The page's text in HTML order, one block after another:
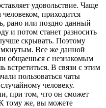
удовольствие. Чаще
человеком, приходится
рано или поздно данный
и потом станет разносить
скрывать. Поэтому
Все же данной
общаешься с незнакомым
встретиться. В связи с этим
пользоваться чаты
человеку.
при том, что он сможет
тому же, вы можете